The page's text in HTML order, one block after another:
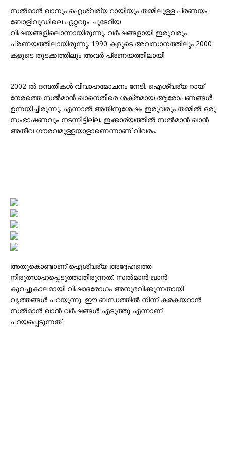
സൽമാൻ ഖാനും ഐശ്വര്യ റായിയും തമ്മിലുള്ള പ്രണയം
ബോളിവുഡിലെ ഏറ്റവും ചൂടേറിയ
വിഷയങ്ങളിലൊന്നായിരുന്നു. വർഷങ്ങളായി ഇരുവരും
പ്രണയത്തിലായിരുന്നു. 1990 കളുടെ അവസാനത്തിലും 2000
കളുടെ തുടക്കത്തിലും അവർ പ്രണയത്തിലായി.
2002 ൽ ദമ്പതികൾ വിവാഹമോചനം നേടി. ഐശ്വര്യ റായ്
നേരത്തെ സൽമാൻ ഖാനെതിരെ ശക്തമായ ആരോപണങ്ങൾ
ഉന്നയിച്ചിരുന്നു. എന്നാൽ അതിനുശേഷം ഇരുവരും തമ്മിൽ ഒരു
സംഭാഷണവും നടന്നിട്ടില്ല. ഇക്കാര്യത്തിൽ സൽമാൻ ഖാൻ
അതീവ ഗൗരവമുള്ളയാളാണെന്നാണ് വിവരം.
അതുകൊണ്ടാണ് ഐശ്വര്യ അദ്ദേഹത്തെ
നിരുത്സാഹപ്പെടുത്താതിരുന്നത്. സൽമാൻ ഖാൻ
കുറച്ചുകാലമായി വിഷാദരോഗം അനുഭവിക്കുന്നതായി
വൃത്തങ്ങൾ പറയുന്നു. ഈ ബന്ധത്തിൽ നിന്ന് കരകയറാൻ
സൽമാൻ ഖാൻ വർഷങ്ങൾ എടുത്തു എന്നാണ്
പറയപ്പെടുന്നത്.